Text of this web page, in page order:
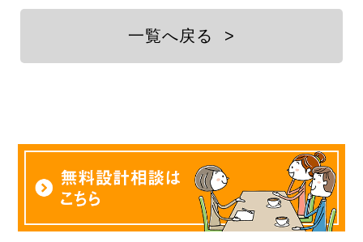
一覧へ戻る >